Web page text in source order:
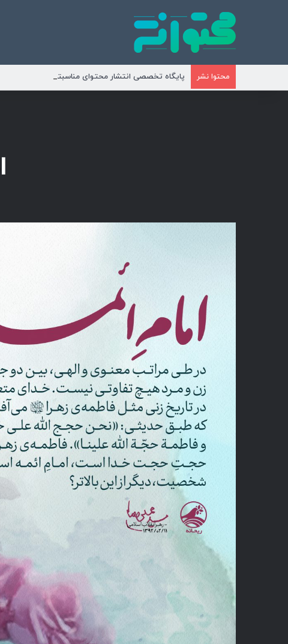
محتوا نشر پایگاه تخصصی انتشار محتوای مناسبتی و موضوعی